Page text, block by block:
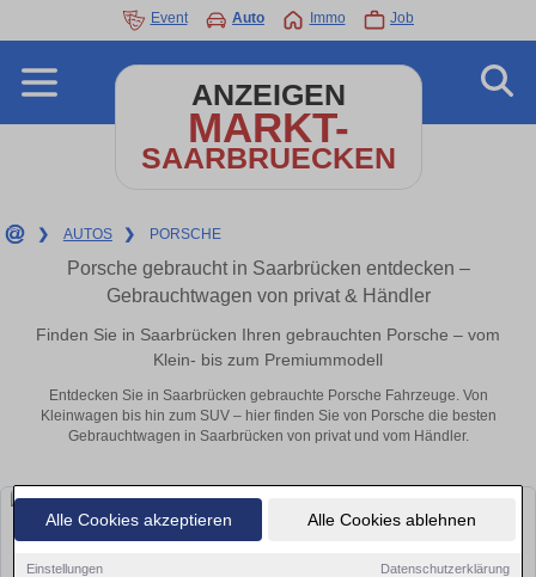
Alle Cookies akzeptieren Alle Cookies ablehnen
Einstellungen Datenschutzerklärung
Event Auto Immo Job
ANZEIGEN
MARKT-
SAARBRUECKEN
❯ AUTOS ❯ PORSCHE
Porsche gebraucht in Saarbrücken entdecken –
Gebrauchtwagen von privat & Händler
Finden Sie in Saarbrücken Ihren gebrauchten Porsche – vom
Klein- bis zum Premiummodell
Entdecken Sie in Saarbrücken gebrauchte Porsche Fahrzeuge. Von
Kleinwagen bis hin zum SUV – hier finden Sie von Porsche die besten
Gebrauchtwagen in Saarbrücken von privat und vom Händler.